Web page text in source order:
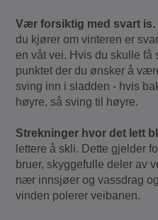
Vær forsiktig med svart is.
du kjører om vinteren er
en våt vei. Hvis du skulle få
punktet der du ønsker å
sving inn i sladden - hvis
høyre, så sving til høyre.
Strekninger hvor det lett
lettere å skli. Dette gjelder
bruer, skyggefulle deler av
nær innsjøer og vassdrag
vinden polerer veibanen.